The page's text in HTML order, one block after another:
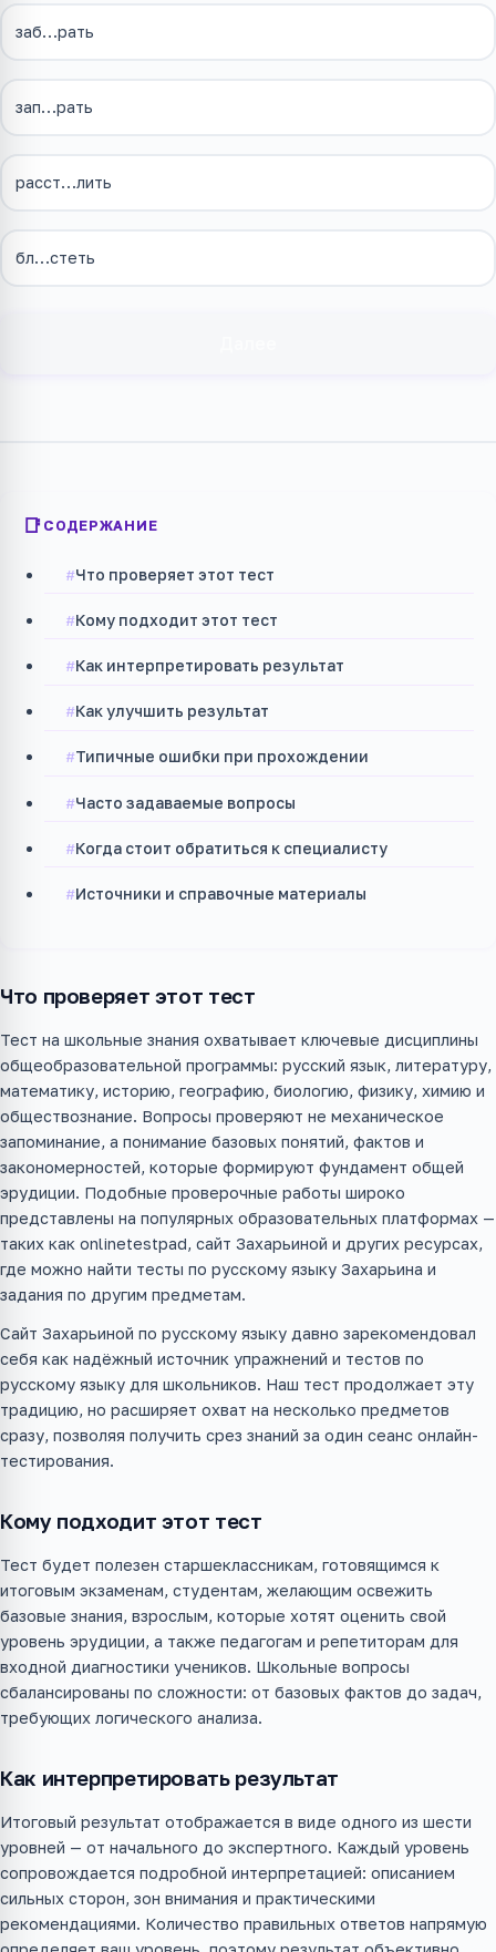
заб…рать
зап…рать
расст…лить
бл…стеть
СОДЕРЖАНИЕ
Что проверяет этот тест
Кому подходит этот тест
Как интерпретировать результат
Как улучшить результат
Типичные ошибки при прохождении
Часто задаваемые вопросы
Когда стоит обратиться к специалисту
Источники и справочные материалы
Что проверяет этот тест
Тест на школьные знания охватывает ключевые дисциплины
общеобразовательной программы: русский язык, литературу,
математику, историю, географию, биологию, физику, химию и
обществознание. Вопросы проверяют не механическое
запоминание, а понимание базовых понятий, фактов и
закономерностей, которые формируют фундамент общей
эрудиции. Подобные проверочные работы широко
представлены на популярных образовательных платформах —
таких как onlinetestpad, сайт Захарьиной и других ресурсах,
где можно найти тесты по русскому языку Захарьина и
задания по другим предметам.
Сайт Захарьиной по русскому языку давно зарекомендовал
себя как надёжный источник упражнений и тестов по
русскому языку для школьников. Наш тест продолжает эту
традицию, но расширяет охват на несколько предметов
сразу, позволяя получить срез знаний за один сеанс онлайн-
тестирования.
Кому подходит этот тест
Тест будет полезен старшеклассникам, готовящимся к
итоговым экзаменам, студентам, желающим освежить
базовые знания, взрослым, которые хотят оценить свой
уровень эрудиции, а также педагогам и репетиторам для
входной диагностики учеников. Школьные вопросы
сбалансированы по сложности: от базовых фактов до задач,
требующих логического анализа.
Как интерпретировать результат
Итоговый результат отображается в виде одного из шести
уровней — от начального до экспертного. Каждый уровень
сопровождается подробной интерпретацией: описанием
сильных сторон, зон внимания и практическими
рекомендациями. Количество правильных ответов напрямую